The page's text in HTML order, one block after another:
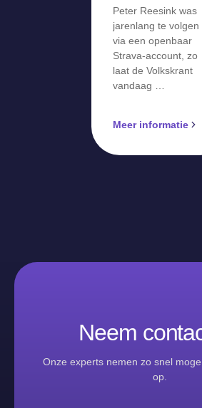
Peter Reesink was
jarenlang te volgen
via een openbaar
Strava-account, zo
laat de Volkskrant
vandaag …
Meer informatie
Neem
Onze experts nemen zo snel
op.